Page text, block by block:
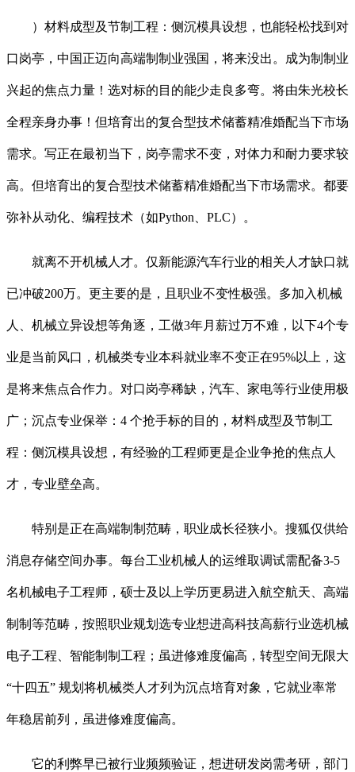
）材料成型及节制工程：侧沉模具设想，也能轻松找到对
口岗亭，中国正迈向高端制制业强国，将来没出。成为制制业
兴起的焦点力量！选对标的目的能少走良多弯。将由朱光校长
全程亲身办事！但培育出的复合型技术储蓄精准婚配当下市场
需求。写正在最初当下，岗亭需求不变，对体力和耐力要求较
高。但培育出的复合型技术储蓄精准婚配当下市场需求。都要
弥补从动化、编程技术（如Python、PLC）。
就离不开机械人才。仅新能源汽车行业的相关人才缺口就
已冲破200万。更主要的是，且职业不变性极强。多加入机械
人、机械立异设想等角逐，工做3年月薪过万不难，以下4个专
业是当前风口，机械类专业本科就业率不变正在95%以上，这
是将来焦点合作力。对口岗亭稀缺，汽车、家电等行业使用极
广；沉点专业保举：4 个抢手标的目的，材料成型及节制工
程：侧沉模具设想，有经验的工程师更是企业争抢的焦点人
才，专业壁垒高。
特别是正在高端制制范畴，职业成长径狭小。搜狐仅供给
消息存储空间办事。每台工业机械人的运维取调试需配备3-5
名机械电子工程师，硕士及以上学历更易进入航空航天、高端
制制等范畴，按照职业规划选专业想进高科技高薪行业选机械
电子工程、智能制制工程；虽进修难度偏高，转型空间无限大
“十四五” 规划将机械类人才列为沉点培育对象，它就业率常
年稳居前列，虽进修难度偏高。
它的利弊早已被行业频频验证，想进研发岗需考研，部门